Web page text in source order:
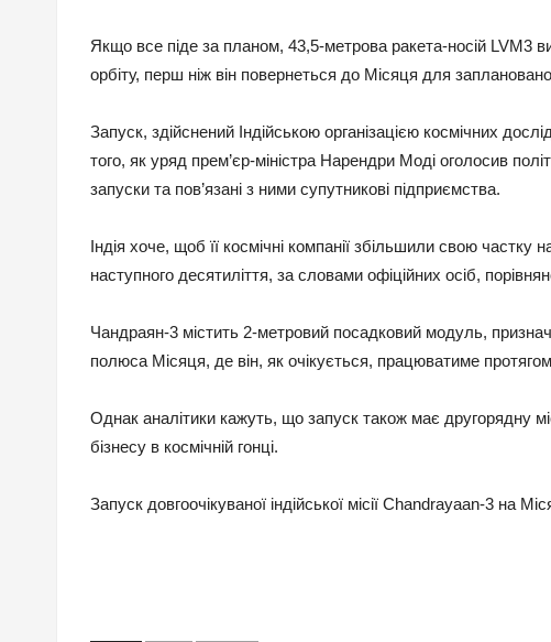
Якщо все піде за планом, 43,5-метрова ракета-носій LVM3
орбіту, перш ніж він повернеться до Місяця для
Запуск, здійснений Індійською організацією космічних
того, як уряд прем’єр-міністра Нарендри Моді оголосив
запуски та пов’язані з ними супутникові підприємства.
Індія хоче, щоб її космічні компанії збільшили свою частку
наступного десятиліття, за словами офіційних осіб,
Чандраян-3 містить 2-метровий посадковий модуль,
полюса Місяця, де він, як очікується, працюватиме
Однак аналітики кажуть, що запуск також має другорядну
бізнесу в космічній гонці.
Запуск довгоочікуваної індійської місії Chandrayaan-3 на